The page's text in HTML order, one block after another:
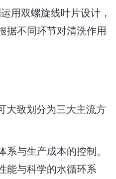
用双螺旋线叶片设计，
据不同环节对清洗作用
大致划分为三大主流方
与生产成本的控制。
能与科学的水循环系